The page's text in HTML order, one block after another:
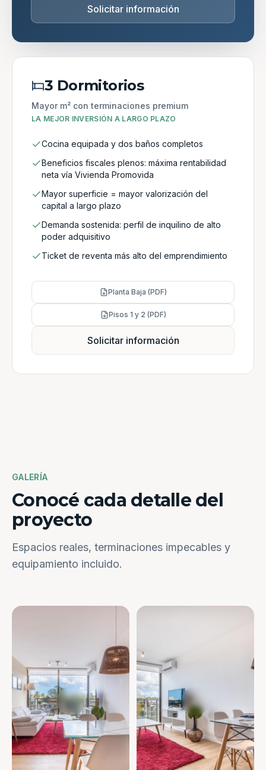
Solicitar información
3 Dormitorios
Mayor m² con terminaciones premium
LA MEJOR INVERSIÓN A LARGO PLAZO
Cocina equipada y dos baños completos
Beneficios fiscales plenos: máxima rentabilidad
neta vía Vivienda Promovida
Mayor superficie = mayor valorización del
capital a largo plazo
Demanda sostenida: perfil de inquilino de alto
poder adquisitivo
Ticket de reventa más alto del emprendimiento
Planta Baja (PDF)
Pisos 1 y 2 (PDF)
Solicitar información
GALERÍA
Conocé cada detalle del
proyecto
Espacios reales, terminaciones impecables y
equipamiento incluido.